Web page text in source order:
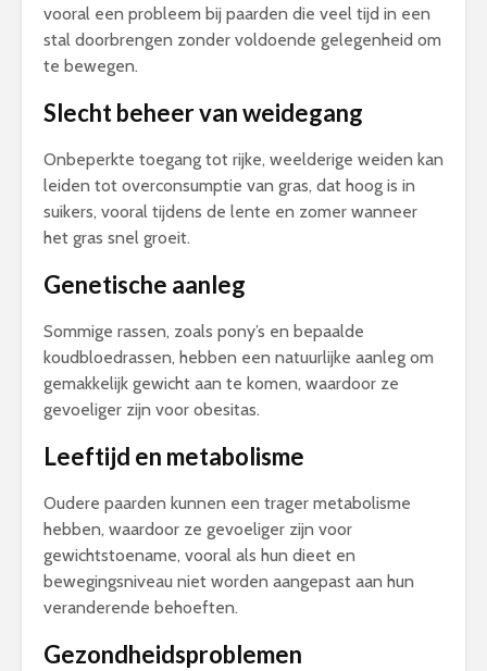
vooral een probleem bij paarden die veel tijd in een
stal doorbrengen zonder voldoende gelegenheid om
te bewegen.
Slecht beheer van weidegang
Onbeperkte toegang tot rijke, weelderige weiden kan
leiden tot overconsumptie van gras, dat hoog is in
suikers, vooral tijdens de lente en zomer wanneer
het gras snel groeit.
Genetische aanleg
Sommige rassen, zoals pony’s en bepaalde
koudbloedrassen, hebben een natuurlijke aanleg om
gemakkelijk gewicht aan te komen, waardoor ze
gevoeliger zijn voor obesitas.
Leeftijd en metabolisme
Oudere paarden kunnen een trager metabolisme
hebben, waardoor ze gevoeliger zijn voor
gewichtstoename, vooral als hun dieet en
bewegingsniveau niet worden aangepast aan hun
veranderende behoeften.
Gezondheidsproblemen